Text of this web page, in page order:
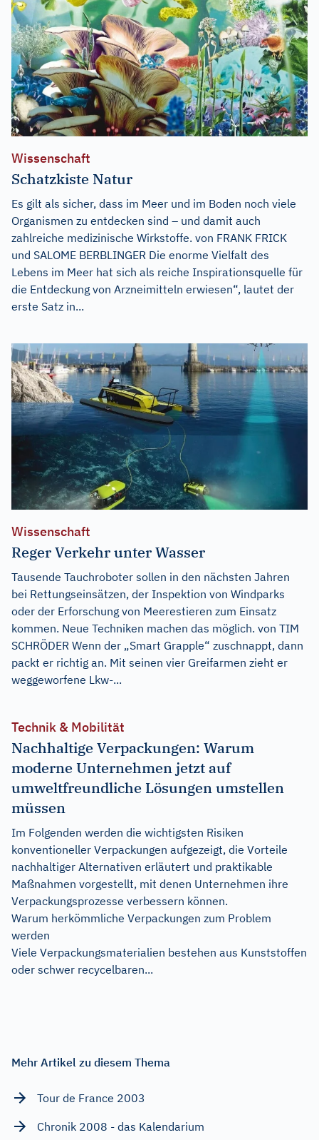
Wissenschaft
Schatzkiste Natur
Es gilt als sicher, dass im Meer und im Boden noch viele
Organismen zu entdecken sind – und damit auch
zahlreiche medizinische Wirkstoffe. von FRANK FRICK
und SALOME BERBLINGER Die enorme Vielfalt des
Lebens im Meer hat sich als reiche Inspirationsquelle für
die Entdeckung von Arzneimitteln erwiesen“, lautet der
erste Satz in...
Wissenschaft
Reger Verkehr unter Wasser
Tausende Tauchroboter sollen in den nächsten Jahren
bei Rettungseinsätzen, der Inspektion von Windparks
oder der Erforschung von Meerestieren zum Einsatz
kommen. Neue Techniken machen das möglich. von TIM
SCHRÖDER Wenn der „Smart Grapple“ zuschnappt, dann
packt er richtig an. Mit seinen vier Greifarmen zieht er
weggeworfene Lkw-...
Technik & Mobilität
Nachhaltige Verpackungen: Warum
moderne Unternehmen jetzt auf
umweltfreundliche Lösungen umstellen
müssen
Im Folgenden werden die wichtigsten Risiken
konventioneller Verpackungen aufgezeigt, die Vorteile
nachhaltiger Alternativen erläutert und praktikable
Maßnahmen vorgestellt, mit denen Unternehmen ihre
Verpackungsprozesse verbessern können.
Warum herkömmliche Verpackungen zum Problem
werden
Viele Verpackungsmaterialien bestehen aus Kunststoffen
oder schwer recycelbaren...
Mehr Artikel zu diesem Thema
Tour de France 2003
Chronik 2008 - das Kalendarium